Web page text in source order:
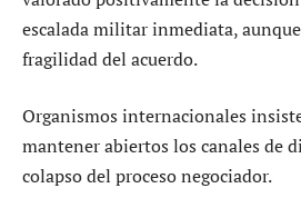
escalada militar inmediata,
fragilidad del acuerdo.
Organismos internacionales
mantener abiertos los canales de
colapso del proceso negociador.